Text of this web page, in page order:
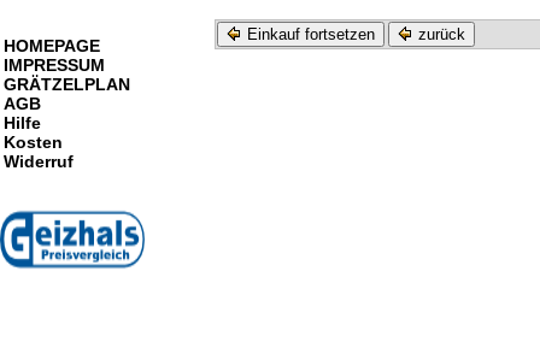
Einkauf fortsetzen zurück
HOMEPAGE
IMPRESSUM
GRÄTZELPLAN
AGB
Hilfe
Kosten
Widerruf